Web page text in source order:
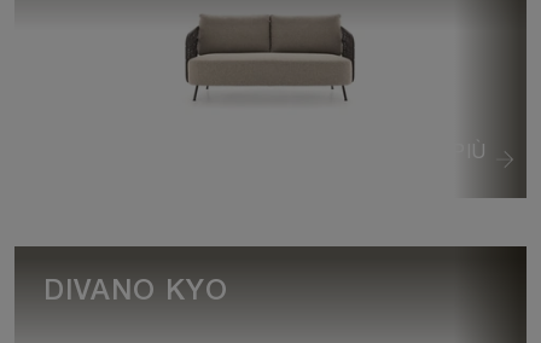
VEDI DI PIÙ
DIVANO KYO